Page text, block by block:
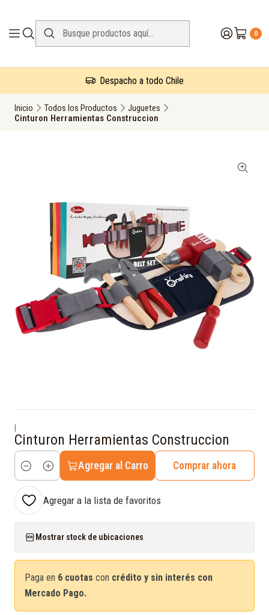
0
Despacho a todo Chile
Inicio Todos los Productos
Juguetes
Cinturon Herramientas Construccion
Cinturon Herramientas Construccion
Cantidad
Agregar al Carro Comprar ahora
Agregar a la lista de favoritos
Mostrar stock de ubicaciones
Paga en 6 cuotas con crédito y sin interés con
Mercado Pago.